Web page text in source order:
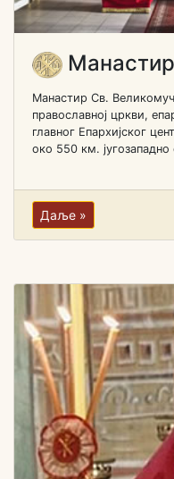
Манастир
Манастир Св.
православној цркви,
главног Епархијског
око 550 км.
Даље »